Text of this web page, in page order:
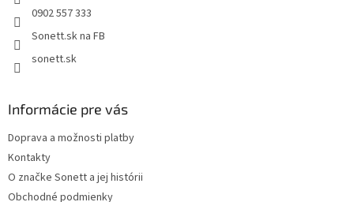
0902 557 333
Sonett.sk na FB
sonett.sk
Informácie pre vás
Doprava a možnosti platby
Kontakty
O značke Sonett a jej histórii
Obchodné podmienky